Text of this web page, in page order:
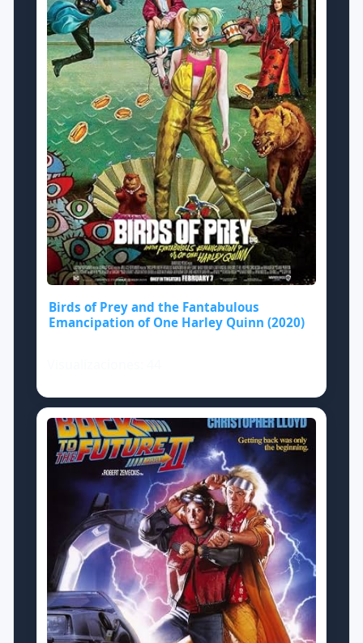
Birds of Prey and the Fantabulous
Emancipation of One Harley Quinn (2020)